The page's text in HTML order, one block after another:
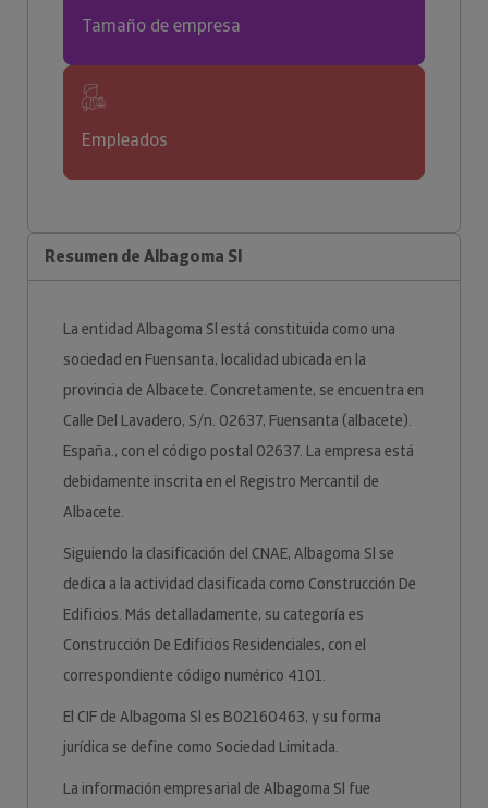
Tamaño de empresa
Empleados
Resumen de Albagoma Sl
La entidad Albagoma Sl está constituida como una
sociedad en Fuensanta, localidad ubicada en la
provincia de Albacete. Concretamente, se encuentra en
Calle Del Lavadero, S/n. 02637, Fuensanta (albacete).
España., con el código postal 02637. La empresa está
debidamente inscrita en el Registro Mercantil de
Albacete.
Siguiendo la clasificación del CNAE, Albagoma Sl se
dedica a la actividad clasificada como Construcción De
Edificios. Más detalladamente, su categoría es
Construcción De Edificios Residenciales, con el
correspondiente código numérico 4101.
El CIF de Albagoma Sl es B02160463, y su forma
jurídica se define como Sociedad Limitada.
La información empresarial de Albagoma Sl fue